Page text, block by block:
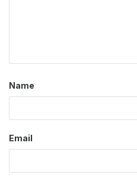
Name
Email